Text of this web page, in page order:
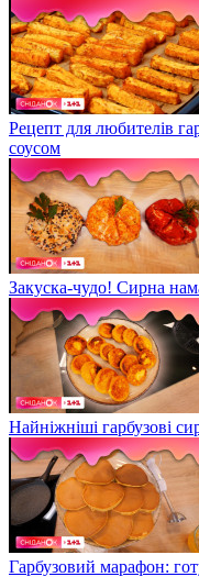
Рецепт для любителів
соусом
Закуска-чудо! Сирна
Найніжніші гарбузові
Гарбузовий марафон: